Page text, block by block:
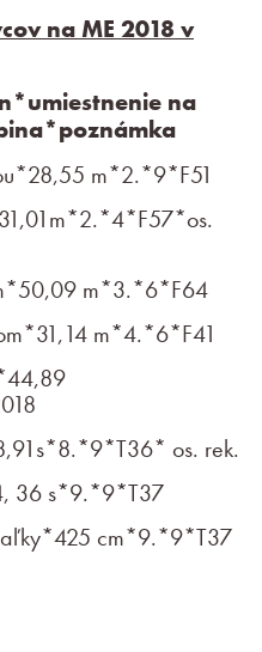
na ME 2018 v
na
m*2.*9*F51
m*3.*6*F64
m*4.*6*F41
os. rek.
36 s*9.*9*T37
cm*9.*9*T37